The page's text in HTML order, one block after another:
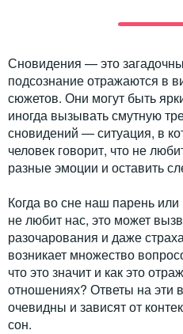
Сновидения — это
подсознание отражаются в
сюжетов. Они могут быть
иногда вызывать смутную
сновидений — ситуация, в
человек говорит, что не
разные эмоции и оставить
Когда во сне наш парень
не любит нас, это может
разочарования и даже
возникает множество
что это значит и как это
отношениях? Ответы на эти
очевидны и зависят от
сон.